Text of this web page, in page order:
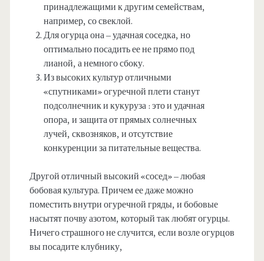
принадлежащими к другим семействам,
например, со свеклой.
Для огурца она – удачная соседка, но
оптимально посадить ее не прямо под
лианой, а немного сбоку.
Из высоких культур отличными
«спутниками» огуречной плети станут
подсолнечник и кукуруза : это и удачная
опора, и защита от прямых солнечных
лучей, сквозняков, и отсутствие
конкуренции за питательные вещества.
Другой отличный высокий «сосед» – любая
бобовая культура. Причем ее даже можно
поместить внутри огуречной гряды, и бобовые
насытят почву азотом, который так любят огурцы.
Ничего страшного не случится, если возле огурцов
вы посадите клубнику,